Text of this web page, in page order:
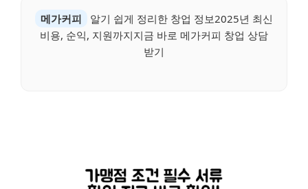
메가커피
알기 쉽게 정리한 창업 정보2025년 최신
비용, 순익, 지원까지지금 바로 메가커피 창업 상담
받기